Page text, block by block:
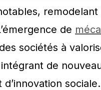
de
sociétés à
de
d’innovation